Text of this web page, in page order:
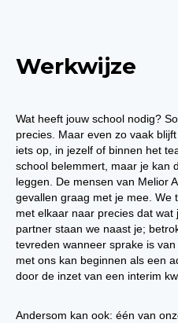
Werkwijze
Wat heeft jouw school nodig?
precies. Maar even zo vaak
iets op, in jezelf of binnen het
school belemmert, maar je kan
leggen. De mensen van Melior
gevallen graag met je mee. We
met elkaar naar precies dat wat
partner staan we naast je;
tevreden wanneer sprake is
met ons kan beginnen als een
door de inzet van een interim
Andersom kan ook: één van